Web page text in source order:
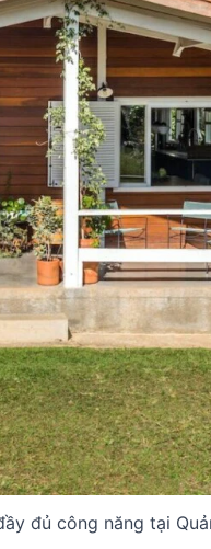
đủ công năng tại